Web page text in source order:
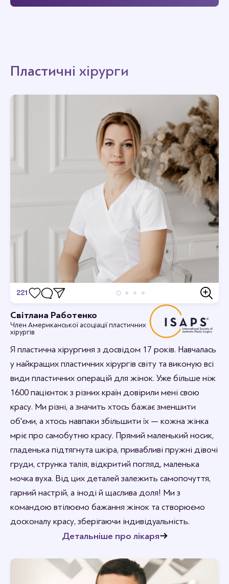
Пластичні хірурги
Світлана Работенко
Член Американської асоціації пластичних
хірургів
Я пластична хірургиня з досвідом 17 років. Навчалась
у найкращих пластичних хірургів світу та виконую всі
види пластичних операцій для жінок. Уже більше ніж
1600 пацієнток з різних країн довірили мені свою
красу. Ми різні, а значить хтось бажає зменшити
об'єми, а хтось навпаки збільшити їх — кожна жінка
мріє про самобутню красу. Прямий маленький носик,
гладенька підтягнута шкіра, привабливі пружні дівочі
груди, струнка талія, відкритий погляд, маленька
мочка вуха. Від цих деталей залежить самопочуття,
гарний настрій, а іноді й щаслива доля! Ми з
командою втілюємо бажання жінок та створюємо
досконалу красу, зберігаючи індивідуальність.
Детальніше про лікаря
221
Дивовижно, я в захваті.
rabotenkosvitlana